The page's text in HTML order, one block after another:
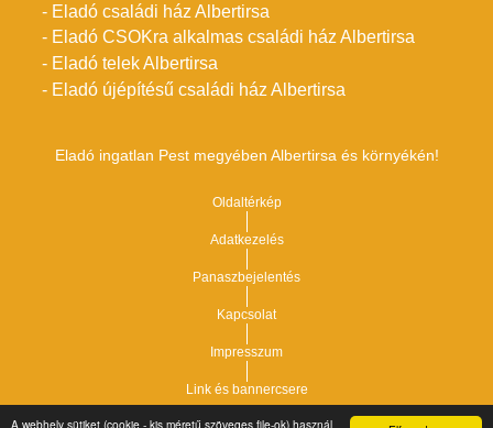
A webhely sütiket (cookie - kis méretű szöveges file-ok) használ
- Eladó családi ház Albertirsa
- Eladó CSOKra alkalmas családi ház Albertirsa
- Eladó telek Albertirsa
- Eladó újépítésű családi ház Albertirsa
Eladó ingatlan Pest megyében Albertirsa és környékén!
Oldaltérkép
Adatkezelés
Panaszbejelentés
Kapcsolat
Impresszum
Link és bannercsere